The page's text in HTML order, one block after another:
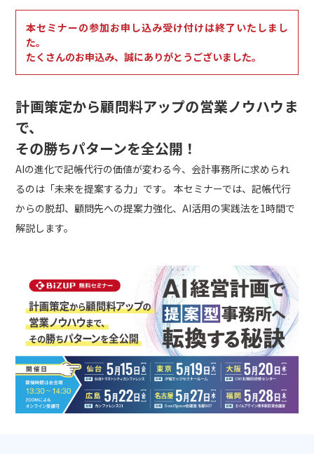
本セミナーの参加お申し込み受け付けは終了いたしまし
た。
たくさんのお申込み、誠にありがとうございました。
計画策定から顧問料アップの営業ノウハウま
で、
その勝ちパターンを全公開！
AIの進化で記帳代行の価値が変わる今、会計事務所に求められ
るのは「未来を提案する力」です。 本セミナーでは、記帳代行
からの脱却、顧問先への提案力強化、AI活用の実践法を1時間で
解説します。